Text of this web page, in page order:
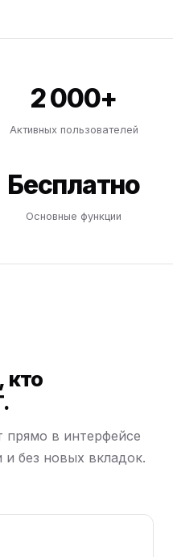
2 000+
Активных пользователей
Бесплатно
Основные функции
кто
прямо в интерфейсе
без новых вкладок.